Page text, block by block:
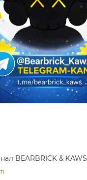
BEARBRICK & KAWS